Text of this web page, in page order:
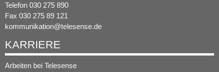
Telefon 030 275 890
Fax 030 275 89 121
kommunikation@telesense.de
KARRIERE
Arbeiten bei Telesense